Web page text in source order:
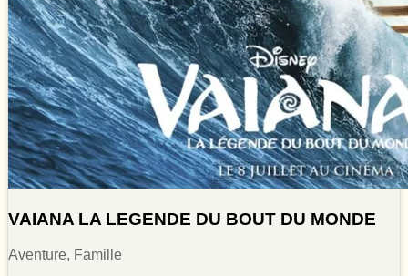
VAIANA LA LEGENDE DU BOUT DU MONDE
Aventure, Famille